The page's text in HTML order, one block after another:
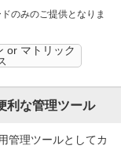
のみのご提供となりま
利な管理ツール
管理ツールとしてカ